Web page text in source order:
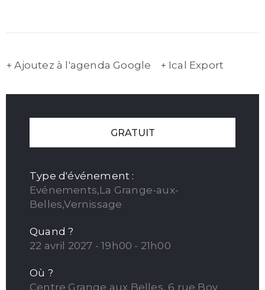
+ Ajoutez à l'agenda Google + Ical Export
GRATUIT
Type d'événement :
Evénements,La Grange-aux-
Belles,Vernissage
Quand ?
22 avril 2027 - 19h00 - 21h00
Où ?
Centre Grange aux Belles, 6 rue Boy